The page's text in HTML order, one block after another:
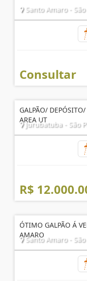
Santo Amaro - São
Consultar
GALPÃO/
AREA UT
Jurubatuba - São
R$
ÓTIMO GALPÃO Á
AMARO
Santo Amaro - São